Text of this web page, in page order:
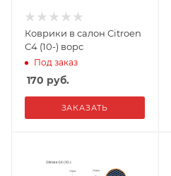
Коврики в салон Citroen
C4 (10-) ворс
Под заказ
170 руб.
ЗАКАЗАТЬ